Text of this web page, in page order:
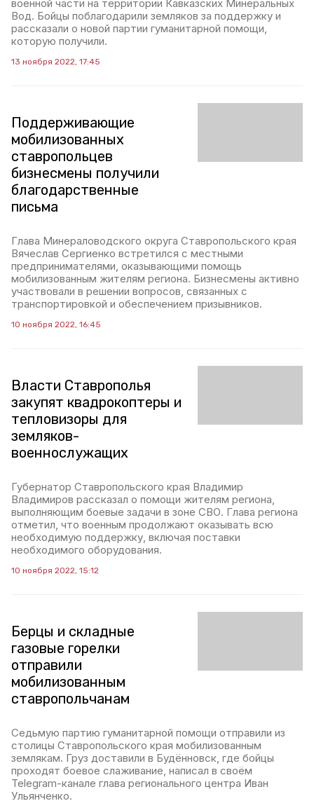
военной части на территории Кавказских Минеральных
Вод. Бойцы поблагодарили земляков за поддержку и
рассказали о новой партии гуманитарной помощи,
которую получили.
13 ноября 2022, 17:45
Поддерживающие
мобилизованных
ставропольцев
бизнесмены получили
благодарственные
письма
Глава Минераловодского округа Ставропольского края
Вячеслав Сергиенко встретился с местными
предпринимателями, оказывающими помощь
мобилизованным жителям региона. Бизнесмены активно
участвовали в решении вопросов, связанных с
транспортировкой и обеспечением призывников.
10 ноября 2022, 16:45
Власти Ставрополья
закупят квадрокоптеры и
тепловизоры для
земляков-
военнослужащих
Губернатор Ставропольского края Владимир
Владимиров рассказал о помощи жителям региона,
выполняющим боевые задачи в зоне СВО. Глава региона
отметил, что военным продолжают оказывать всю
необходимую поддержку, включая поставки
необходимого оборудования.
10 ноября 2022, 15:12
Берцы и складные
газовые горелки
отправили
мобилизованным
ставропольчанам
Седьмую партию гуманитарной помощи отправили из
столицы Ставропольского края мобилизованным
землякам. Груз доставили в Будённовск, где бойцы
проходят боевое слаживание, написал в своём
Telegram-канале глава регионального центра Иван
Ульянченко.